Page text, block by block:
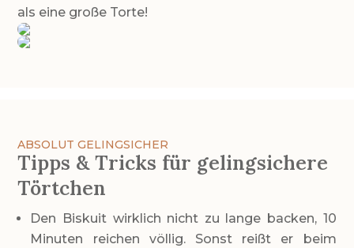
als eine große Torte!
ABSOLUT GELINGSICHER
Tipps & Tricks für gelingsichere
Törtchen
Den Biskuit wirklich nicht zu lange backen, 10
Minuten reichen völlig. Sonst reißt er beim